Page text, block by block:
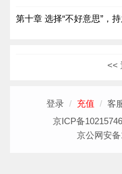
第十章 选择“不好意思”，
<<
登录 / 充值 / 客
京ICP备
京公网安